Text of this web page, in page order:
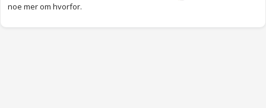
noe mer om hvorfor.